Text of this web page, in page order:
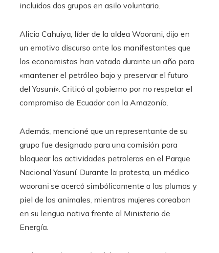
incluidos dos grupos en asilo voluntario.
Alicia Cahuiya, líder de la aldea Waorani, dijo en
un emotivo discurso ante los manifestantes que
los economistas han votado durante un año para
«mantener el petróleo bajo y preservar el futuro
del Yasuní». Criticó al gobierno por no respetar el
compromiso de Ecuador con la Amazonía.
Además, mencioné que un representante de su
grupo fue designado para una comisión para
bloquear las actividades petroleras en el Parque
Nacional Yasuní. Durante la protesta, un médico
waorani se acercó simbólicamente a las plumas y
piel de los animales, mientras mujeres coreaban
en su lengua nativa frente al Ministerio de
Energía.